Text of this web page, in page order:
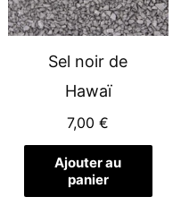
Sel noir de
Hawaï
7,00€
Ajouter au
panier